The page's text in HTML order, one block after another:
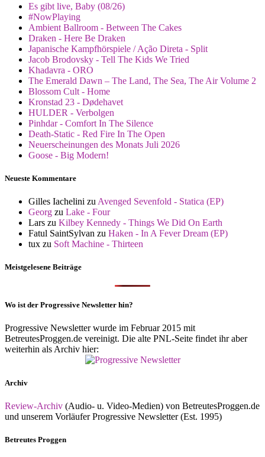
Es gibt live, Baby (08/26)
#NowPlaying
Ambient Ballroom - Between The Cakes
Draken - Here Be Draken
Japanische Kampfhörspiele / Ação Direta - Split
Jacob Brodovsky - Tell The Kids We Tried
Khadavra - ORO
The Emerald Dawn – The Land, The Sea, The Air Volume 2
Blossom Cult - Home
Kronstad 23 - Dødehavet
HULDER - Verbolgen
Pinhdar - Comfort In The Silence
Death-Static - Red Fire In The Open
Neuerscheinungen des Monats Juli 2026
Goose - Big Modern!
Neueste Kommentare
Gilles Iachelini zu Avenged Sevenfold - Statica (EP)
Georg zu Lake - Four
Lars zu Kilbey Kennedy - Things We Did On Earth
Fatul SaintSylvan zu Haken - In A Fever Dream (EP)
tux zu Soft Machine - Thirteen
Meistgelesene Beiträge
Wo ist der Progressive Newsletter hin?
Progressive Newsletter wurde im Februar 2015 mit
BetreutesProggen.de vereinigt. Die alte PNL-Seite findet ihr aber
weiterhin als Archiv hier:
Archiv
Review-Archiv (Audio- u. Video-Medien) von BetreutesProggen.de
und unserem Vorläufer Progressive Newsletter (Est. 1995)
Betreutes Proggen